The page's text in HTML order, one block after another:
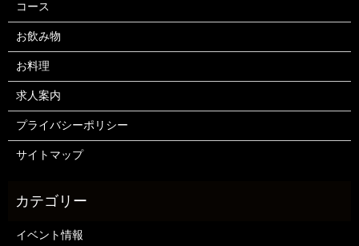
コース
お飲み物
お料理
求人案内
プライバシーポリシー
サイトマップ
イベント情報